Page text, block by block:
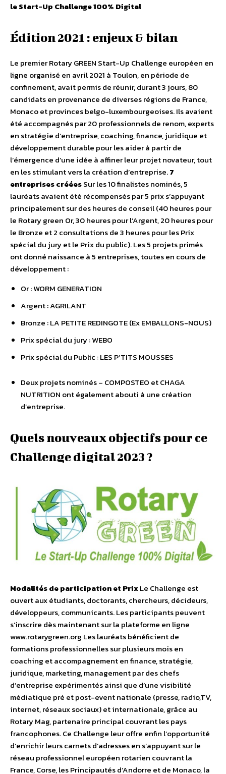
le Start-Up Challenge 100% Digital
Édition 2021 : enjeux & bilan
Le premier Rotary GREEN Start-Up Challenge européen en
ligne organisé en avril 2021 à Toulon, en période de
confinement, avait permis de réunir, durant 3 jours, 80
candidats en provenance de diverses régions de France,
Monaco et provinces belgo-luxembourgeoises. Ils avaient
été accompagnés par 20 professionnels de renom, experts
en stratégie d’entreprise, coaching, finance, juridique et
développement durable pour les aider à partir de
l’émergence d’une idée à affiner leur projet novateur, tout
en les stimulant vers la création d’entreprise.7
entreprises crééesSur les 10 finalistes nominés, 5
lauréats avaient été récompensés par 5 prix s’appuyant
principalement sur des heures de conseil (40 heures pour
le Rotary green Or, 30 heures pour l’Argent, 20 heures pour
le Bronze et 2 consultations de 3 heures pour les Prix
spécial du jury et le Prix du public). Les 5 projets primés
ont donné naissance à 5 entreprises, toutes en cours de
développement :
Or : WORM GENERATION
Argent : AGRILANT
Bronze : LA PETITE REDINGOTE (Ex EMBALLONS-NOUS)
Prix spécial du jury : WEBO
Prix spécial du Public : LES P’TITS MOUSSES
Deux projets nominés – COMPOSTEO et CHAGA
NUTRITION ont également abouti à une création
d’entreprise.
Quels nouveaux objectifs pour ce
Challenge digital 2023 ?
Modalités de participation et PrixLe Challenge est
ouvert aux étudiants, doctorants, chercheurs, décideurs,
développeurs, communicants. Les participants peuvent
s’inscrire dès maintenant sur la plateforme en ligne
www.rotarygreen.org Les lauréats bénéficient de
formations professionnelles sur plusieurs mois en
coaching et accompagnement en finance, stratégie,
juridique, marketing, management par des chefs
d’entreprise expérimentés ainsi que d’une visibilité
médiatique pré et post-event nationale (presse, radio,TV,
internet, réseaux sociaux) et internationale, grâce au
Rotary Mag, partenaire principal couvrant les pays
francophones. Ce Challenge leur offre enfin l’opportunité
d’enrichir leurs carnets d’adresses en s’appuyant sur le
réseau professionnel européen rotarien couvrant la
France, Corse, les Principautés d’Andorre et de Monaco, la